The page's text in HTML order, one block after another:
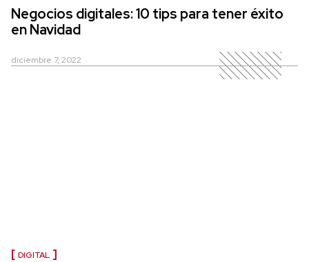
Negocios digitales: 10 tips para tener éxito
en Navidad
diciembre 7, 2022
DIGITAL